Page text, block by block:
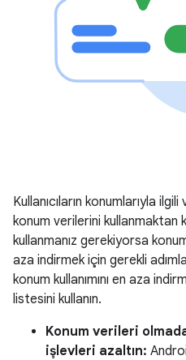
Kullanıcıların konumlarıyla
konum verilerini kullanmaktan
kullanmanız gerekiyorsa
aza indirmek için gerekli
konum kullanımını en aza
listesini kullanın.
Konum verileri
işlevleri azaltın: